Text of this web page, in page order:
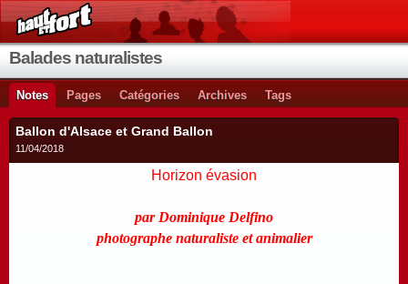
Balades naturalistes
Notes Pages Catégories Archives Tags
Ballon d'Alsace et Grand Ballon
11/04/2018
Horizon évasion
par Dominique Delfino
photographe naturaliste et animalier